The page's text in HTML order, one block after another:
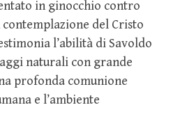
in ginocchio contro
del Cristo
l’abilità di Savoldo
naturali con grande
profonda comunione
e l’ambiente